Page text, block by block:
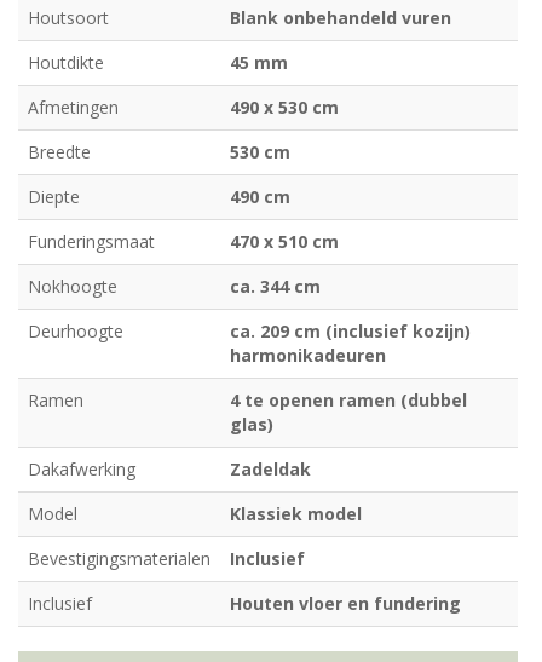
Houtsoort
Blank onbehandeld vuren
Houtdikte
45 mm
Afmetingen
490 x 530 cm
Breedte
530 cm
Diepte
490 cm
Funderingsmaat
470 x 510 cm
Nokhoogte
ca. 344 cm
Deurhoogte
ca. 209 cm (inclusief kozijn)
harmonikadeuren
Ramen
4 te openen ramen (dubbel
glas)
Dakafwerking
Zadeldak
Model
Klassiek model
Bevestigingsmaterialen
Inclusief
Inclusief
Houten vloer en fundering